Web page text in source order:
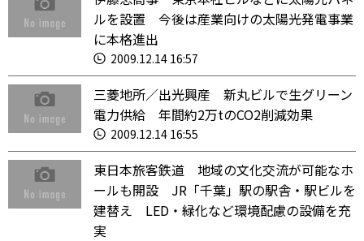
ルを設置 今後は産業向けの太陽光発電事業
に本格進出
2009.12.14 16:57
三菱地所／出光興産 新丸ビルで生グリーン
電力供給 年間約2万tのCO2削減効果
2009.12.14 16:55
東日本旅客鉄道 地域の文化交流が可能なホ
ールも開設 JR「千葉」駅の駅舎・駅ビルを
建替え LED・緑化など環境配慮の設備を充
実